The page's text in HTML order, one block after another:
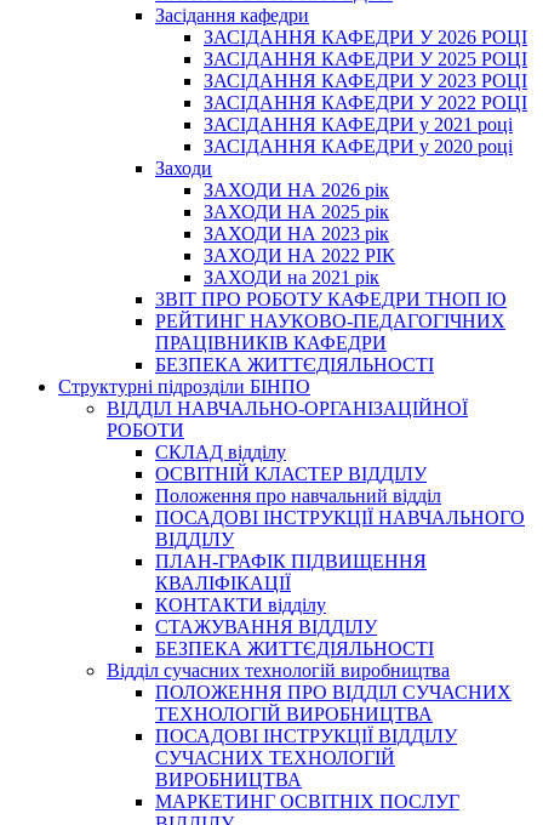
Засідання кафедри
ЗАСІДАННЯ КАФЕДРИ У 2026 РОЦІ
ЗАСІДАННЯ КАФЕДРИ У 2025 РОЦІ
ЗАСІДАННЯ КАФЕДРИ У 2023 РОЦІ
ЗАСІДАННЯ КАФЕДРИ У 2022 РОЦІ
ЗАСІДАННЯ КАФЕДРИ у 2021 році
ЗАСІДАННЯ КАФЕДРИ у 2020 році
Заходи
ЗАХОДИ НА 2026 рік
ЗАХОДИ НА 2025 рік
ЗАХОДИ НА 2023 рік
ЗАХОДИ НА 2022 РІК
ЗАХОДИ на 2021 рік
3BIT ПРО РОБОТУ КАФЕДРИ ТНОП ІО
РЕЙТИНГ НАУКОВО-ПЕДАГОГІЧНИХ
ПРАЦІВНИКІВ КАФЕДРИ
БЕЗПЕКА ЖИТТЄДІЯЛЬНОСТІ
Структурні підрозділи БІНПО
ВІДДІЛ НАВЧАЛЬНО-ОРГАНІЗАЦІЙНОЇ
РОБОТИ
СКЛАД відділу
ОСВІТНІЙ КЛАСТЕР ВІДДІЛУ
Положення про навчальний вiддiл
ПОСАДОВІ ІНСТРУКЦІЇ НАВЧАЛЬНОГО
ВІДДІЛУ
ПЛАН-ГРАФІК ПІДВИЩЕННЯ
КВАЛІФІКАЦІЇ
КОНТАКТИ відділу
СТАЖУВАННЯ ВІДДІЛУ
БЕЗПЕКА ЖИТТЄДІЯЛЬНОСТІ
Відділ сучасних технологій виробництва
ПОЛОЖЕННЯ ПРО ВІДДІЛ СУЧАСНИХ
ТЕХНОЛОГІЙ ВИРОБНИЦТВА
ПОСАДОВІ ІНСТРУКЦІЇ ВІДДІЛУ
СУЧАСНИХ ТЕХНОЛОГІЙ
ВИРОБНИЦТВА
МАРКЕТИНГ ОСВІТНІХ ПОСЛУГ